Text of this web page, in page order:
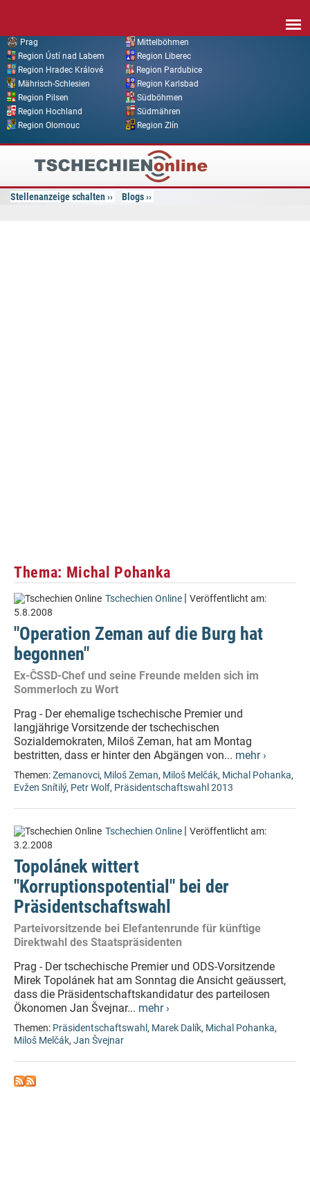
Prag
Mittelböhmen
Region Ústí nad Labem
Region Liberec
Region Hradec Králové
Region Pardubice
Mährisch-Schlesien
Region Karlsbad
Region Pilsen
Südböhmen
Region Hochland
Südmähren
Region Olomouc
Region Zlín
Tschechien
Online
Stellenanzeige schalten Blogs
Thema: Michal Pohanka
Tschechien Online | Veröffentlicht am:
5.8.2008
"Operation Zeman auf die Burg hat
begonnen"
Ex-ČSSD-Chef und seine Freunde melden sich im
Sommerloch zu Wort
Prag - Der ehemalige tschechische Premier und
langjährige Vorsitzende der tschechischen
Sozialdemokraten, Miloš Zeman, hat am Montag
bestritten, dass er hinter den Abgängen von... mehr ›
Themen:Zemanovci, Miloš Zeman, Miloš Melčák, Michal Pohanka,
Evžen Snítilý, Petr Wolf, Präsidentschaftswahl 2013
Tschechien Online | Veröffentlicht am:
3.2.2008
Topolánek wittert
"Korruptionspotential" bei der
Präsidentschaftswahl
Parteivorsitzende bei Elefantenrunde für künftige
Direktwahl des Staatspräsidenten
Prag - Der tschechische Premier und ODS-Vorsitzende
Mirek Topolánek hat am Sonntag die Ansicht geäussert,
dass die Präsidentschaftskandidatur des parteilosen
Ökonomen Jan Švejnar... mehr ›
Themen: Präsidentschaftswahl , Marek Dalík, Michal Pohanka,
Miloš Melčák, Jan Švejnar